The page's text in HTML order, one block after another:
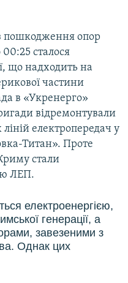
пошкодження опор
сталося
що надходить на
частини
в «Укренерго»
відремонтували
електропередач у
Титан». Проте
стали
ЛЕП.
електроенергією,
генерації, а
завезеними з
Однак цих